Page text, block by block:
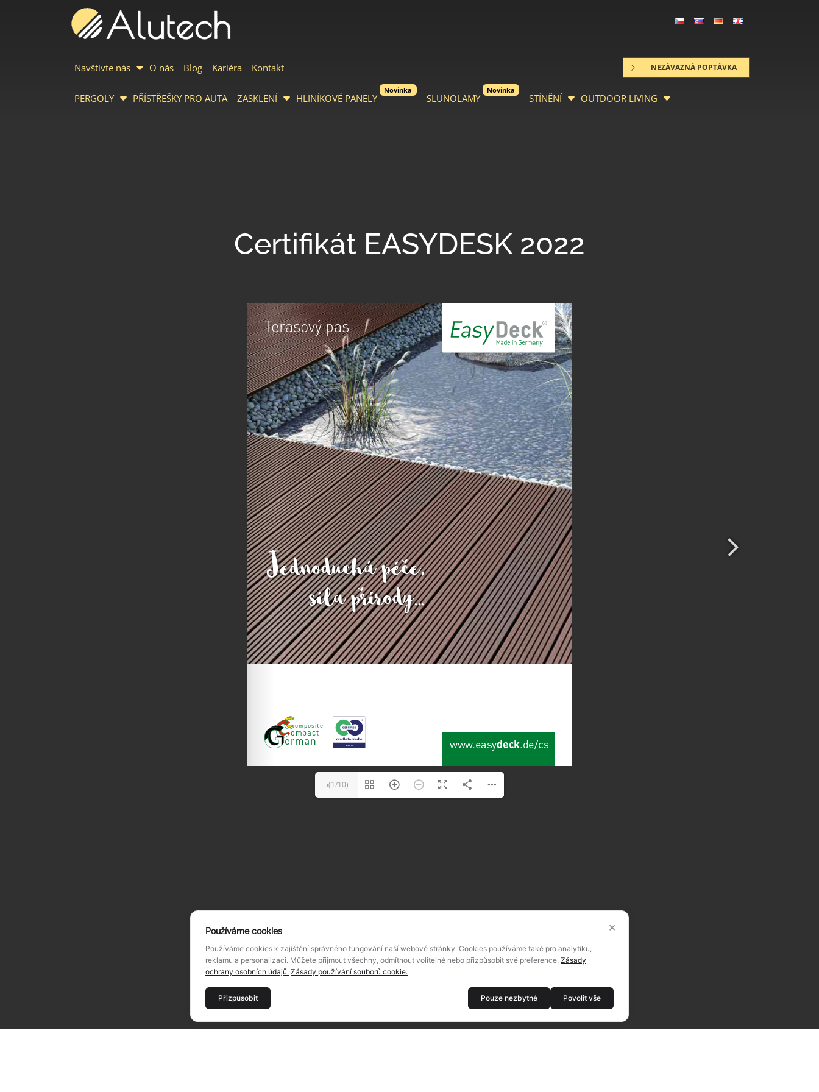
×
Používáme cookies
Používáme cookies k zajištění správného fungování naší webové stránky. Cookies používáme také pro analytiku,
reklamu a personalizaci. Můžete přijmout všechny, odmítnout volitelné nebo přizpůsobit své preference. Zásady
ochrany osobních údajů. Zásady používání souborů cookie.
Přizpůsobit Pouze nezbytné Povolit vše
Navštivte nás O nás Blog Kariéra Kontakt NEZÁVAZNÁ POPTÁVKA
PERGOLY PŘÍSTŘEŠKY PRO AUTA ZASKLENÍ HLINÍKOVÉ PANELY
Novinka
SLUNOLAMY
Novinka
STÍNĚNÍ OUTDOOR LIVING
Certifikát EASYDESK 2022
5(1/10)